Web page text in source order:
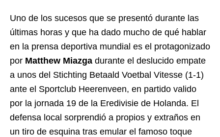
Uno de los sucesos que se presentó durante las
últimas horas y que ha dado mucho de qué hablar
en la prensa deportiva mundial es el protagonizado
por Matthew Miazga durante el deslucido empate
a unos del Stichting Betaald Voetbal Vitesse (1-1)
ante el Sportclub Heerenveen, en partido valido
por la jornada 19 de la Eredivisie de Holanda. El
defensa local sorprendió a propios y extraños en
un tiro de esquina tras emular el famoso toque